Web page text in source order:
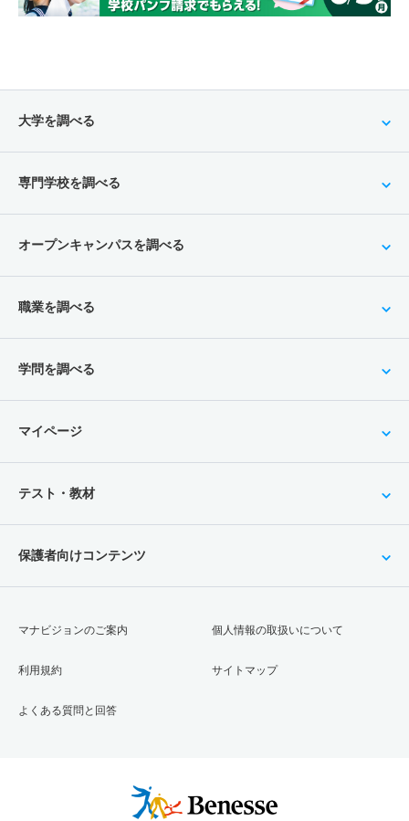
大学を調べる
専門学校を調べる
オープンキャンパスを調べる
職業を調べる
学問を調べる
マイページ
テスト・教材
保護者向けコンテンツ
マナビジョンのご案内
利用規約
よくある質問と回答
個人情報の取扱いについて
サイトマップ